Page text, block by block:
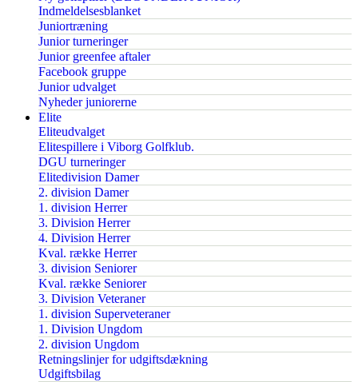
Indmeldelsesblanket
Juniortræning
Junior turneringer
Junior greenfee aftaler
Facebook gruppe
Junior udvalget
Nyheder juniorerne
Elite
Eliteudvalget
Elitespillere i Viborg Golfklub.
DGU turneringer
Elitedivision Damer
2. division Damer
1. division Herrer
3. Division Herrer
4. Division Herrer
Kval. række Herrer
3. division Seniorer
Kval. række Seniorer
3. Division Veteraner
1. division Superveteraner
1. Division Ungdom
2. division Ungdom
Retningslinjer for udgiftsdækning
Udgiftsbilag